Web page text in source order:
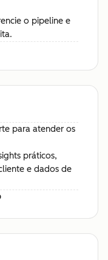
o pipeline e
para atender os
práticos,
e dados de